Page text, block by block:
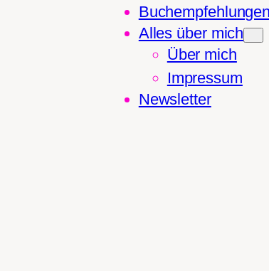
Alles über mich
Über mich
Impressum
Newsletter